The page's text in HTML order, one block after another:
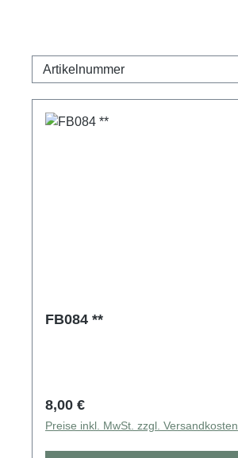
FB084 **
Regulärer Preis:
8,00 €
Preise inkl. MwSt. zzgl. Versandkosten